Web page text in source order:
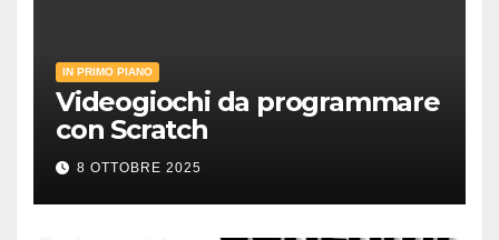
IN PRIMO PIANO
Videogiochi da programmare
con Scratch
8 OTTOBRE 2025